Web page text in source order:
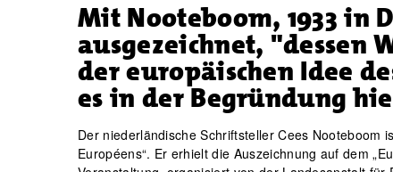
Mit Nooteboom, 1933 in
ausgezeichnet, "dessen
der europäischen Idee
es in der Begründung
Der niederländische Schriftsteller Cees Nooteboom
Européens“. Er erhielt die Auszeichnung auf dem